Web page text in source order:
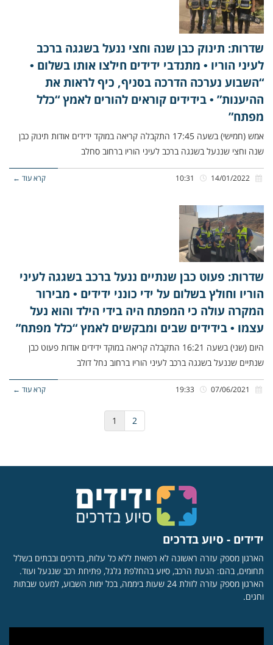
שדרות: תינוק כבן שנה וחצי ננעל בשגגה ברכב
לעיני הוריו • מתנדבי ידידים חילצו אותו בשלום •
“השבוע נערכה הדרכה בסניף, כיף לראות את
ההיענות” • בידידים קוראים להורים לאמץ “כלל
מפתח”
אמש (חמישי) בשעה 17:45 התקבלה קריאה במוקד ידידים אודות תינוק כבן
שנה וחצי שננעל בשגגה ברכב לעיני הוריו ברחוב סחלב
קרא עוד ←
שדרות: פעוט כבן שנתיים ננעל ברכב בשגגה לעיני
הוריו וחולץ בשלום על ידי כונני ידידים • מבירור
המקרה עולה כי המפתח היה בידי הילד והוא נעל
עצמו • בידידים שבים ומבקשים לאמץ “כלל מפתח”
היום (שני) בשעה 16:21 התקבלה קריאה במוקד ידידים אודות פעוט כבן
שנתיים שננעל בשגגה ברכב לעיני הוריו ברחוב נחל דולב
קרא עוד ←
1 2
ידידים - סיוע בדרכים
הארגון מספק עזרה ראשונה לא רפואית ללא כל עלות, בדרכים ובבתים בשלל
תחומים, בהם: הנעת הרכב, סיוע בהחלפת גלגל, פתיחת רכב שננעל ועוד.
הארגון מספק עזרה לזולת 24 שעות ביממה, בכל ימות השבוע, למעט שבתות
וחגים.